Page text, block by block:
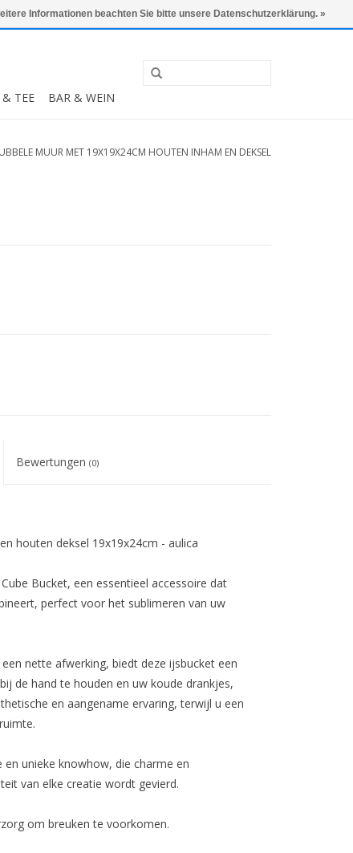
0 Artikel - €0,00 Mein Konto / Kundenkonto anlegen
& TEE BAR & WEIN
MUUR MET 19X19X24CM HOUTEN INHAM EN DEKSEL
Bewertungen(0)
houten deksel 19x19x24cm - aulica
Bucket, een essentieel accessoire dat
perfect voor het sublimeren van uw
nette afwerking, biedt deze ijsbucket een
de hand te houden en uw koude drankjes,
en aangename ervaring, terwijl u een
unieke knowhow, die charme en
van elke creatie wordt gevierd.
om breuken te voorkomen.
Informationen beachten Sie bitte unsere Datenschutzerklärung. »